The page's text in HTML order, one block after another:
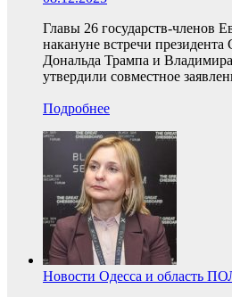
Главы 26 государств-членов
накануне встречи
Дональда Трампа и
утвердили совместное
Подробнее
Новости Одесса и область